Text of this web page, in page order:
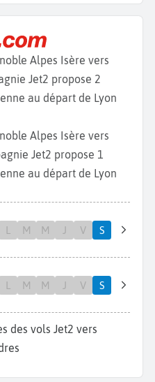
Alpes Isère vers
Jet2 propose 2
au départ de Lyon
Alpes Isère vers
Jet2 propose 1
au départ de Lyon
L M M J V S
L M M J V S